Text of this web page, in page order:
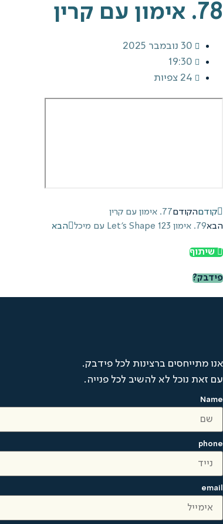
78. אימון עם קרין
30 נובמבר 2025
19:30
24 צפיות
קודםהקודם77. אימון עם קרין
הבא79. אימון 123 Let's Shape עם מיכל הבא
שיתוף
פידבק?
אנו מתייחסים ברצינות לכל פידבק.
עם זאת נוכל לא להשיב לכל פנייה.
Name
phone
email